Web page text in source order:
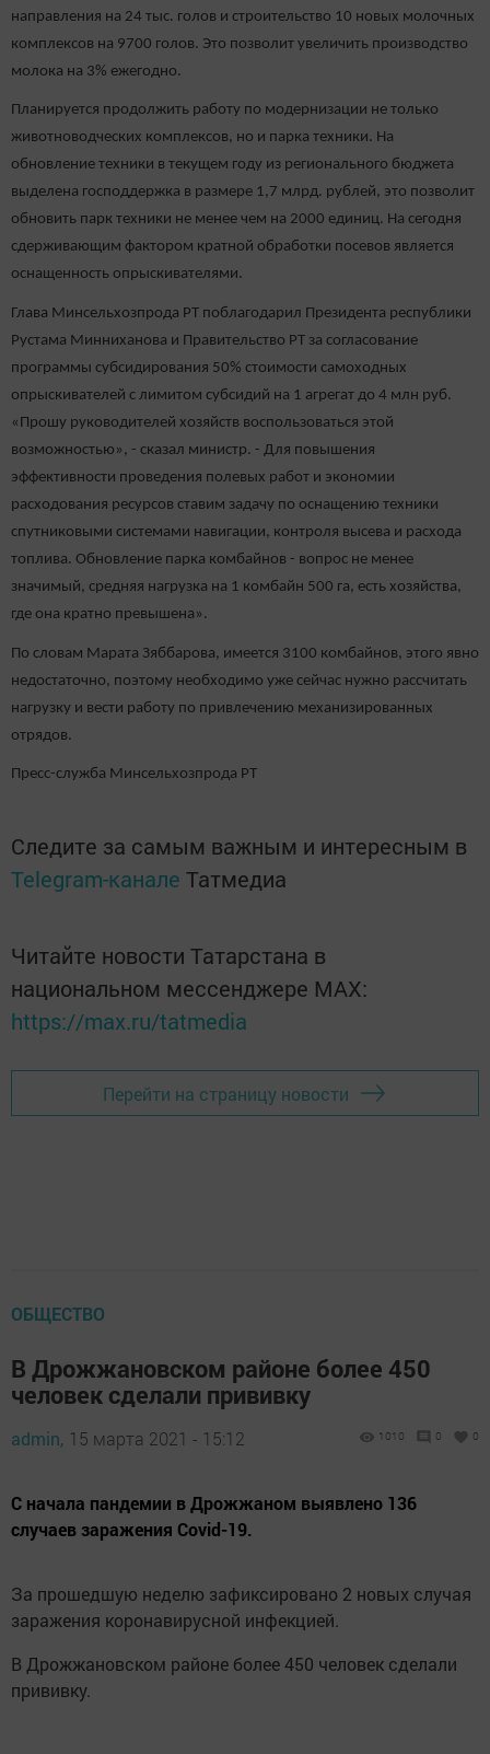
направления на 24 тыс. голов и строительство 10 новых молочных
комплексов на 9700 голов. Это позволит увеличить производство
молока на 3% ежегодно.
Планируется продолжить работу по модернизации не только
животноводческих комплексов, но и парка техники. На
обновление техники в текущем году из регионального бюджета
выделена господдержка в размере 1,7 млрд. рублей, это позволит
обновить парк техники не менее чем на 2000 единиц. На сегодня
сдерживающим фактором кратной обработки посевов является
оснащенность опрыскивателями.
Глава Минсельхозпрода РТ поблагодарил Президента республики
Рустама Минниханова и Правительство РТ за согласование
программы субсидирования 50% стоимости самоходных
опрыскивателей с лимитом субсидий на 1 агрегат до 4 млн руб.
«Прошу руководителей хозяйств воспользоваться этой
возможностью», - сказал министр. - Для повышения
эффективности проведения полевых работ и экономии
расходования ресурсов ставим задачу по оснащению техники
спутниковыми системами навигации, контроля высева и расхода
топлива. Обновление парка комбайнов - вопрос не менее
значимый, средняя нагрузка на 1 комбайн 500 га, есть хозяйства,
где она кратно превышена».
По словам Марата Зяббарова, имеется 3100 комбайнов, этого явно
недостаточно, поэтому необходимо уже сейчас нужно рассчитать
нагрузку и вести работу по привлечению механизированных
отрядов.
Пресс-служба Минсельхозпрода РТ
Следите за самым важным и интересным в
Telegram-канале Татмедиа
Читайте новости Татарстана в
национальном мессенджере MАХ:
https://max.ru/tatmedia
Перейти на страницу новости
ОБЩЕСТВО
В Дрожжановском районе более 450
человек сделали прививку
admin, 15 марта 2021 - 15:12 1010 0 0
С начала пандемии в Дрожжаном выявлено 136
случаев заражения Covid-19.
За прошедшую неделю зафиксировано 2 новых случая
заражения коронавирусной инфекцией.
В Дрожжановском районе более 450 человек сделали
прививку.